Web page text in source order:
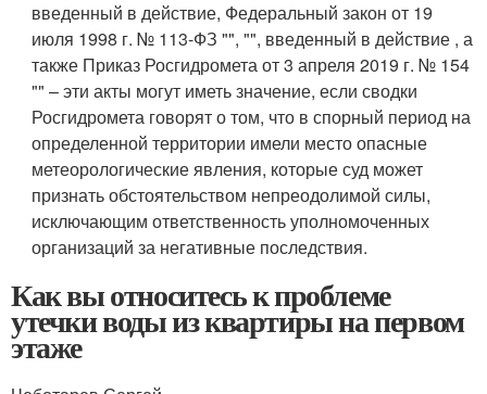
введенный в действие, Федеральный закон от 19
июля 1998 г. № 113-ФЗ "", "", введенный в действие , а
также Приказ Росгидромета от 3 апреля 2019 г. № 154
"" – эти акты могут иметь значение, если сводки
Росгидромета говорят о том, что в спорный период на
определенной территории имели место опасные
метеорологические явления, которые суд может
признать обстоятельством непреодолимой силы,
исключающим ответственность уполномоченных
организаций за негативные последствия.
Как вы относитесь к проблеме
утечки воды из квартиры на первом
этаже